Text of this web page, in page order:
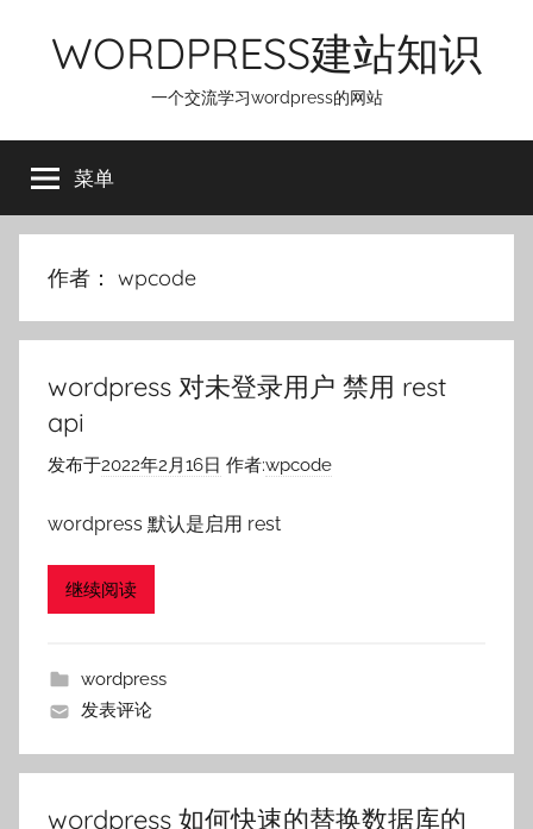
WORDPRESS建站知识
一个交流学习wordpress的网站
菜单
作者： wpcode
wordpress 对未登录用户 禁用 rest
api
发布于2022年2月16日 作者:wpcode
wordpress 默认是启用 rest
继续阅读
wordpress
发表评论
wordpress 如何快速的替换数据库的